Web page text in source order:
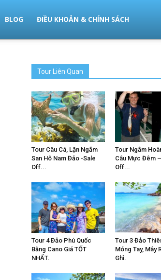
BLOG ĐIỀU KHOẢN & CHÍNH SÁCH
Tour Liên Quan
Tour Câu Cá, Lặn Ngắm
San Hô Nam Đảo -Sale
Off...
Tour Ngắm
Câu Mực Đêm
Off...
Tour 4 Đảo Phú Quốc
Bằng Cano Giá TỐT
NHẤT.
Tour 3 Đảo
Móng Tay, Mây
Ghì.